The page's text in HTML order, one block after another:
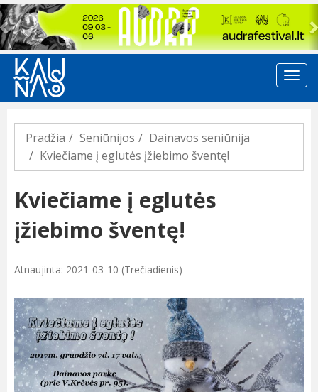
Previous
Pradžia Seniūnijos
Dainavos seniūnija
Kviečiame į eglutės įžiebimo šventę!
Kviečiame į eglutės
įžiebimo šventę!
Atnaujinta: 2021-03-10 (Trečiadienis)